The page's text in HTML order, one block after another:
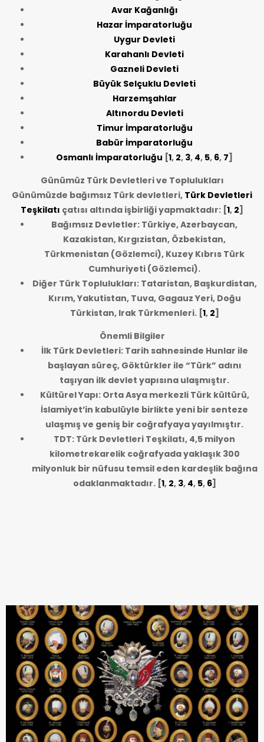
Avar Kağanlığı
Hazar İmparatorluğu
Uygur Devleti
Karahanlı Devleti
Gazneli Devleti
Büyük Selçuklu Devleti
Harzemşahlar
Altınordu Devleti
Timur İmparatorluğu
Babür İmparatorluğu
Osmanlı İmparatorluğu [1, 2, 3, 4, 5, 6, 7]
Günümüz Türk Devletleri ve Toplulukları
Günümüzde bağımsız Türk devletleri, Türk Devletleri
Teşkilatı çatısı altında işbirliği yapmaktadır: [1, 2]
Bağımsız Devletler: Türkiye, Azerbaycan,
Kazakistan, Kırgızistan, Özbekistan,
Türkmenistan (Gözlemci), Kuzey Kıbrıs Türk
Cumhuriyeti (Gözlemci).
Diğer Türk Toplulukları: Tataristan, Başkurdistan,
Kırım, Yakutistan, Tuva, Gagauz Yeri, Doğu
Türkistan, Irak Türkmenleri.[1, 2]
Önemli Bilgiler
İlk Türk Devletleri: Tarih sahnesinde Hunlar ile
başlayan süreç, Göktürkler ile “Türk” adını
taşıyan ilk devlet yapısına ulaşmıştır.
Kültürel Yapı: Orta Asya merkezli Türk kültürü,
İslamiyet’in kabulüyle birlikte yeni bir senteze
ulaşmış ve geniş bir coğrafyaya yayılmıştır.
TDT: Türk Devletleri Teşkilatı, 4,5 milyon
kilometrekarelik coğrafyada yaklaşık 300
milyonluk bir nüfusu temsil eden kardeşlik bağına
odaklanmaktadır.[1, 2, 3, 4, 5, 6]